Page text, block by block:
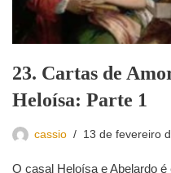
23. Cartas de
Heloísa: Parte 1
cassio 13 de fevereiro
O casal Heloísa e Abelardo